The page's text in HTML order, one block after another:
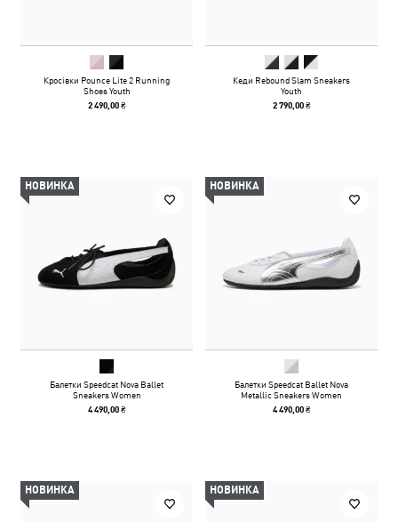
Кросівки Pounce Lite 2 Running
Shoes Youth
2 490,00 ₴
Кеди Rebound Slam Sneakers
Youth
2 790,00 ₴
НОВИНКА
Балетки Speedcat Nova Ballet
Sneakers Women
4 490,00 ₴
НОВИНКА
Балетки Speedcat Ballet Nova
Metallic Sneakers Women
4 490,00 ₴
НОВИНКА НОВИНКА